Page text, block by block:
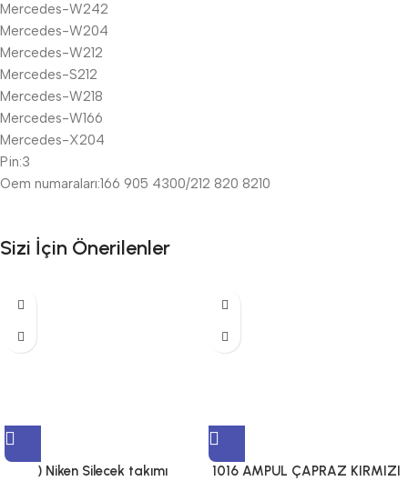
Mercedes-W242
Mercedes-W204
Mercedes-W212
Mercedes-S212
Mercedes-W218
Mercedes-W166
Mercedes-X204
Pin:3
Oem numaraları:166 905 4300/212 820 8210
Sizi İçin Önerilenler
) Niken Silecek takımı
1016 AMPUL ÇAPRAZ KIRMIZI